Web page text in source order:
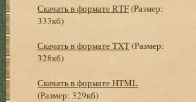
Скачать в формате RTF(Размер:
333кб)
Скачать в формате TXT(Размер:
328кб)
Скачать в формате HTML
(Размер: 329кб)